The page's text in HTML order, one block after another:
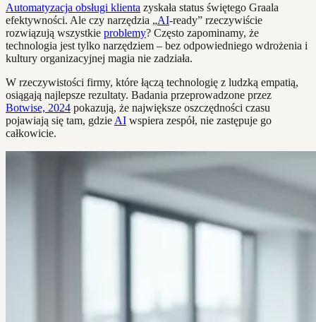
Automatyzacja obsługi klienta zyskała status świętego Graala
efektywności. Ale czy narzędzia „AI-ready” rzeczywiście
rozwiązują wszystkie problemy? Często zapominamy, że
technologia jest tylko narzędziem – bez odpowiedniego wdrożenia i
kultury organizacyjnej magia nie zadziała.
W rzeczywistości firmy, które łączą technologię z ludzką empatią,
osiągają najlepsze rezultaty. Badania przeprowadzone przez
Botwise, 2024 pokazują, że największe oszczędności czasu
pojawiają się tam, gdzie AI wspiera zespół, nie zastępuje go
całkowicie.